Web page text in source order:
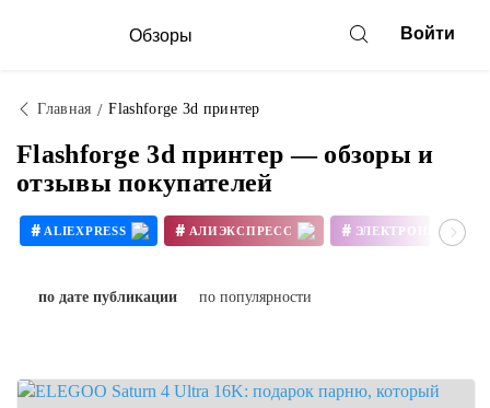
Обзоры Войти
Главная Flashforge 3d принтер
Flashforge 3d принтер — обзоры и
отзывы покупателей
# ALIEXPRESS # АЛИЭКСПРЕСС # ЭЛЕКТРОНИКА
по дате публикации по популярности